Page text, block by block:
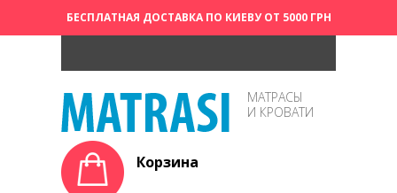
БЕСПЛАТНАЯ ДОСТАВКА ПО КИЕВУ ОТ 5000 ГРН
МАТРАСЫ
И КРОВАТИ
Корзина